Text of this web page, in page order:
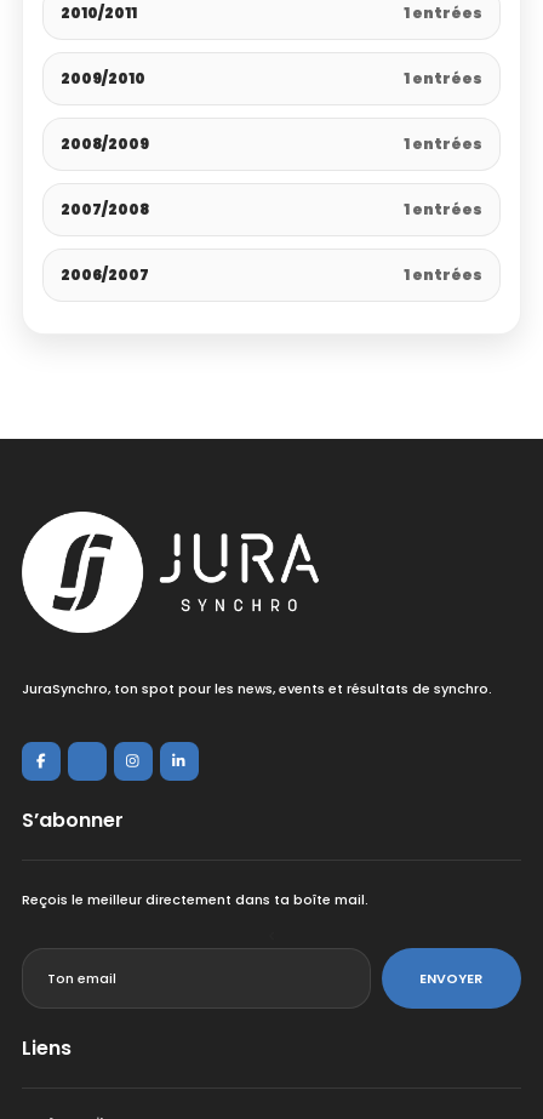
2010/2011 1 entrées
2009/2010 1 entrées
2008/2009 1 entrées
2007/2008 1 entrées
2006/2007 1 entrées
JuraSynchro, ton spot pour les news, events et résultats de synchro.
S’abonner
Reçois le meilleur directement dans ta boîte mail.
ENVOYER
Liens